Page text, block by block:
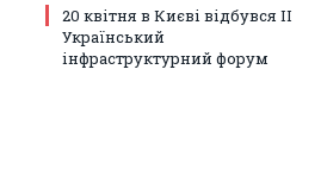
20 квітня в Києві відбувся II
Український
інфраструктурний форум